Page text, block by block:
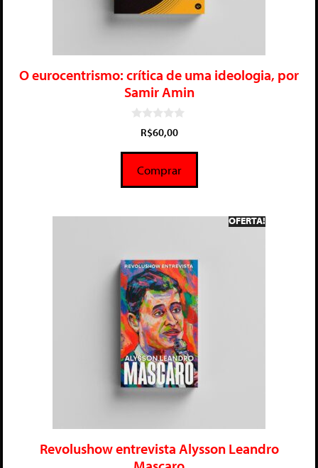
O eurocentrismo: crítica de uma ideologia, por
Samir Amin
5
R$60,00
Comprar
OFERTA!
Revolushow entrevista Alysson Leandro